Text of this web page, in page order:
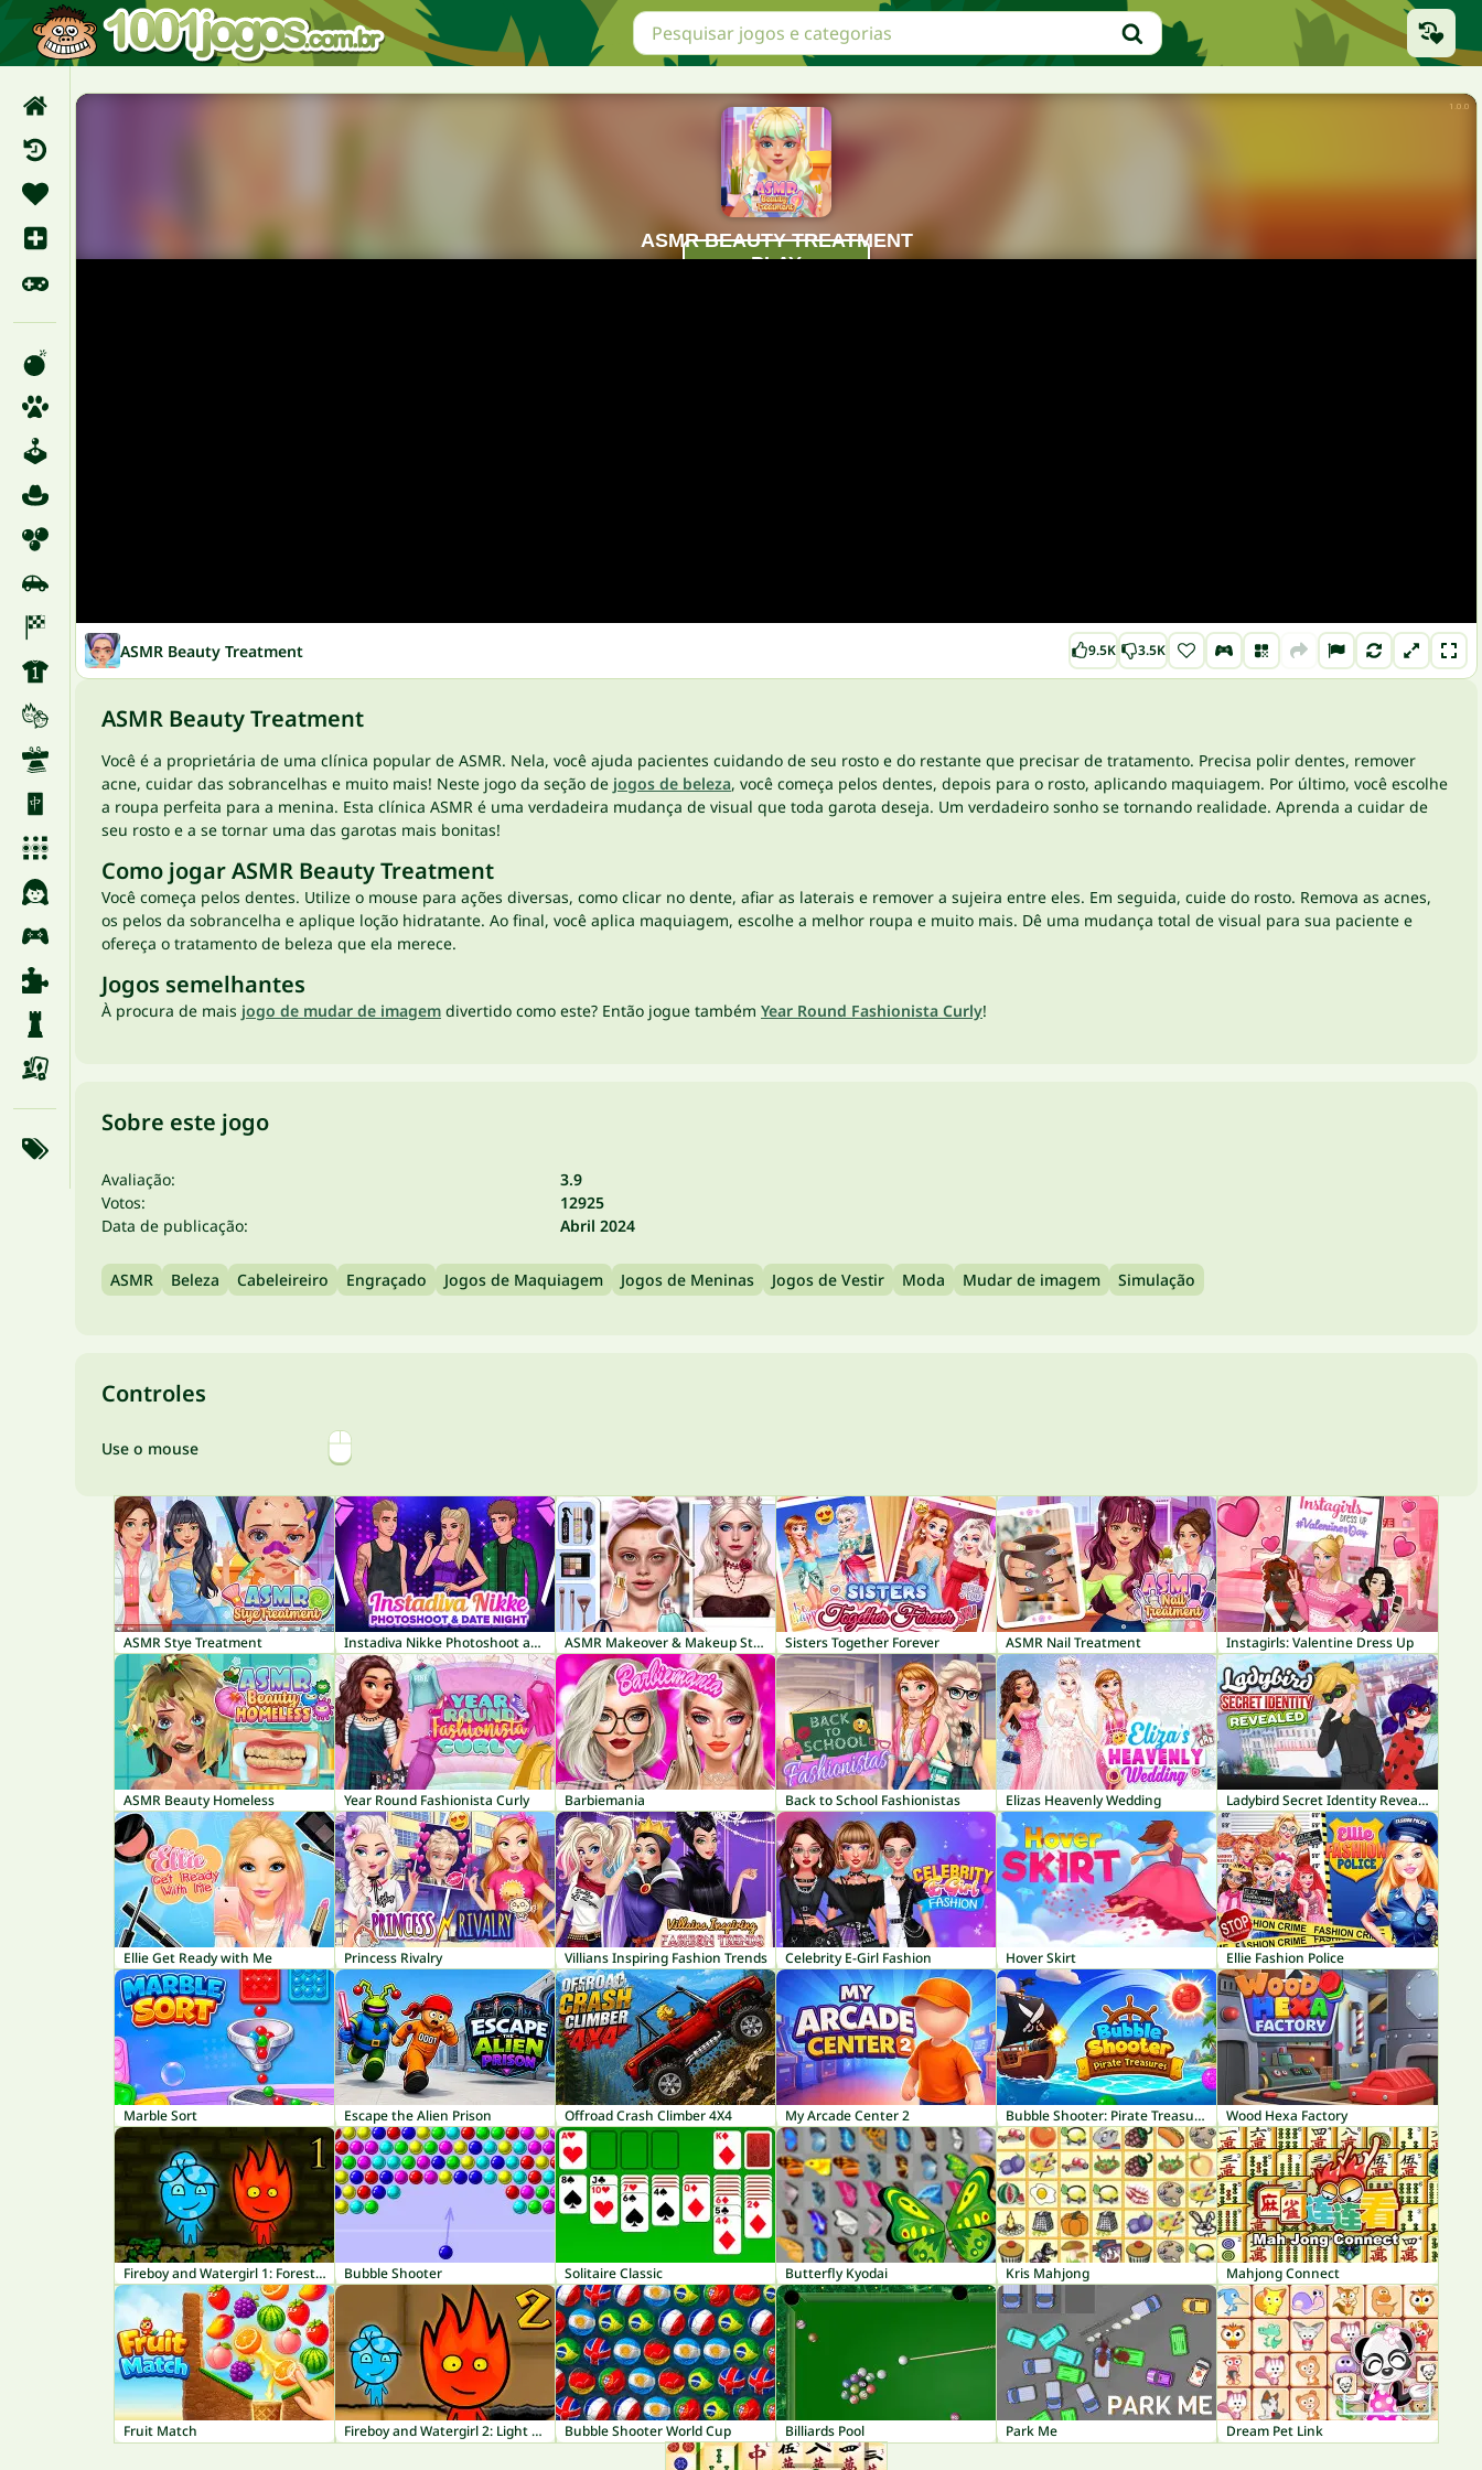
ASMR Beauty Treatment 9.5K 3.5K
ASMR Beauty Treatment
Você é a proprietária de uma clínica popular de ASMR. Nela, você ajuda pacientes cuidando de seu rosto e do restante que precisar de tratamento. Precisa polir dentes, remover
acne, cuidar das sobrancelhas e muito mais! Neste jogo da seção de jogos de beleza, você começa pelos dentes, depois para o rosto, aplicando maquiagem. Por último, você escolhe
a roupa perfeita para a menina. Esta clínica ASMR é uma verdadeira mudança de visual que toda garota deseja. Um verdadeiro sonho se tornando realidade. Aprenda a cuidar de
seu rosto e a se tornar uma das garotas mais bonitas!
Como jogar ASMR Beauty Treatment
Você começa pelos dentes. Utilize o mouse para ações diversas, como clicar no dente, afiar as laterais e remover a sujeira entre eles. Em seguida, cuide do rosto. Remova as acnes,
os pelos da sobrancelha e aplique loção hidratante. Ao final, você aplica maquiagem, escolhe a melhor roupa e muito mais. Dê uma mudança total de visual para sua paciente e
ofereça o tratamento de beleza que ela merece.
Jogos semelhantes
À procura de mais jogo de mudar de imagem divertido como este? Então jogue também Year Round Fashionista Curly!
Sobre este jogo
Avaliação:
3.9
Votos:
12925
Data de publicação:
Abril 2024
ASMR Beleza Cabeleireiro Engraçado Jogos de Maquiagem Jogos de Meninas Jogos de Vestir Moda Mudar de imagem Simulação
Controles
Use o mouse
ASMR Stye Treatment Instadiva Nikke Photoshoot and Date Night ASMR Makeover & Makeup Studio Sisters Together Forever ASMR Nail Treatment Instagirls: Valentine Dress Up
ASMR Beauty Homeless Year Round Fashionista Curly Barbiemania Back to School Fashionistas Elizas Heavenly Wedding Ladybird Secret Identity Revealed
Ellie Get Ready with Me Princess Rivalry Villians Inspiring Fashion Trends Celebrity E-Girl Fashion Hover Skirt Ellie Fashion Police
Marble Sort Escape the Alien Prison Offroad Crash Climber 4X4 My Arcade Center 2 Bubble Shooter: Pirate Treasures Wood Hexa Factory
Fireboy and Watergirl 1: Forest Temple Bubble Shooter Solitaire Classic Butterfly Kyodai Kris Mahjong Mahjong Connect
Fruit Match Fireboy and Watergirl 2: Light Temple Bubble Shooter World Cup Billiards Pool Park Me Dream Pet Link